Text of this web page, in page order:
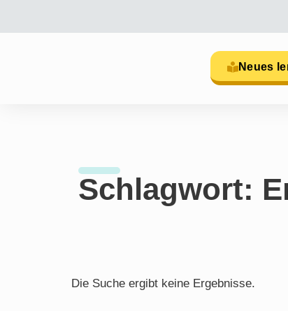
Neues
Schlagwort:
Die Suche ergibt keine Ergebnisse.